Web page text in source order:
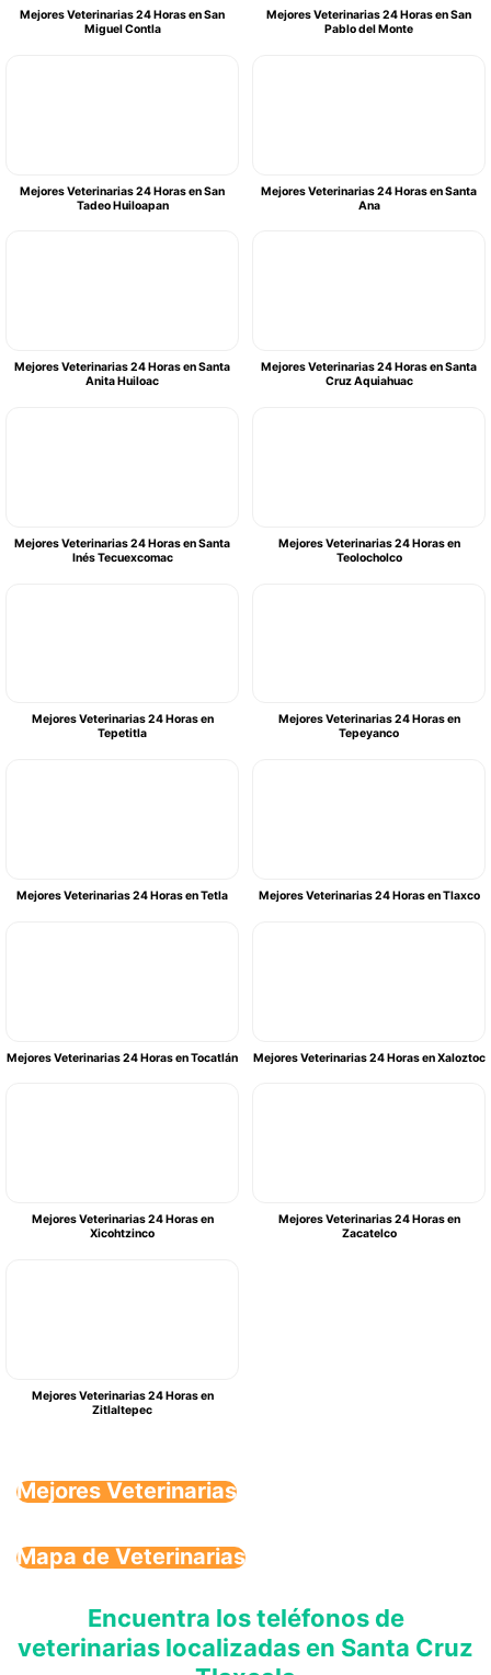
Mejores Veterinarias 24 Horas en San
Miguel Contla
Mejores Veterinarias 24 Horas en San
Pablo del Monte
Mejores Veterinarias 24 Horas en San
Tadeo Huiloapan
Mejores Veterinarias 24 Horas en Santa
Ana
Mejores Veterinarias 24 Horas en Santa
Anita Huiloac
Mejores Veterinarias 24 Horas en Santa
Cruz Aquiahuac
Mejores Veterinarias 24 Horas en Santa
Inés Tecuexcomac
Mejores Veterinarias 24 Horas en
Teolocholco
Mejores Veterinarias 24 Horas en
Tepetitla
Mejores Veterinarias 24 Horas en
Tepeyanco
Mejores Veterinarias 24 Horas en Tetla Mejores Veterinarias 24 Horas en Tlaxco
Mejores Veterinarias 24 Horas en Tocatlán Mejores Veterinarias 24 Horas en Xaloztoc
Mejores Veterinarias 24 Horas en
Xicohtzinco
Mejores Veterinarias 24 Horas en
Zacatelco
Mejores Veterinarias 24 Horas en
Zitlaltepec
Mejores Veterinarias
Mapa de Veterinarias
Encuentra los teléfonos de
veterinarias localizadas en Santa Cruz